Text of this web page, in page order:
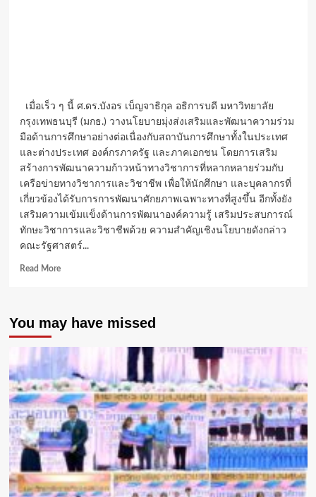
เมื่อเร็ว ๆ นี้ ศ.ดร.บังอร เบ็ญจาธิกุล อธิการบดี มหาวิทยาลัย
กรุงเทพธนบุรี (มกธ.) วางนโยบายมุ่งส่งเสริมและพัฒนาความร่วม
มือด้านการศึกษาอย่างต่อเนื่องกับสถาบันการศึกษาทั้งในประเทศ
และต่างประเทศ องค์กรภาครัฐ และภาคเอกชน โดยการเสริม
สร้างการพัฒนาความก้าวหน้าทางวิชาการที่หลากหลายร่วมกับ
เครือข่ายทางวิชาการและวิชาชีพ เพื่อให้นักศึกษา และบุคลากรที่
เกี่ยวข้องได้รับการการพัฒนาศักยภาพเฉพาะทางที่สูงขึ้น อีกทั้งยัง
เสริมความเข้มแข็งด้านการพัฒนาองค์ความรู้ เสริมประสบการณ์
ทักษะวิชาการและวิชาชีพด้วย ความสำคัญเชิงนโยบายดังกล่าว
คณะรัฐศาสตร์...
Read MoreRead
จับ
มือ
“FUJLAN
NAN
WOMEN’S
COLLEGE”
ลง
นาม
ความ
ร่วม
มือ
ทาง
วิชาการ
You may have missed